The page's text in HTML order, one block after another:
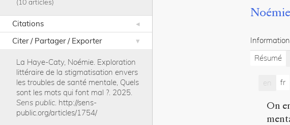
Citations
Citer / Partager / Exporter
La Haye-Caty, Noémie. Exploration
littéraire de la stigmatisation envers
les troubles de santé mentale, Quels
sont les mots qui font mal ?. 2025.
Sens public. http://sens-
public.org/articles/1754/
Résumé
en fr
On